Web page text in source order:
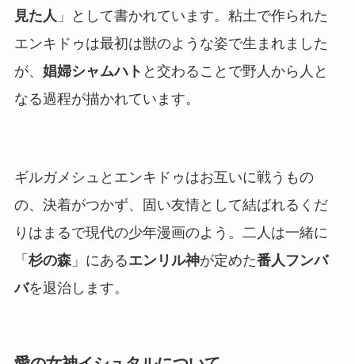
見た人 」として書かれています。粘土で作られた
エンキドゥは最初は獣のような姿で生まれました
が、 娼婦シャムハト と交わることで野人から人と
なる過程が描かれています。
ギルガメシュとエンキドゥはお互いに戦うもの
の、決着がつかず、固い友情として結ばれるくだ
りはまるで現代の少年漫画のよう。二人は一緒に
「杉の森」にあるエンリル神が定めた番人フンバ
バを退治します。